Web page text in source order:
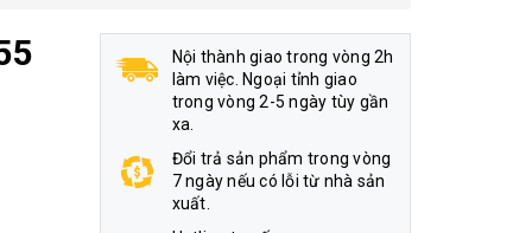
Nội thành giao trong vòng 2h
làm việc. Ngoại tỉnh giao
trong vòng 2-5 ngày tùy gần
xa.
Đổi trả sản phẩm trong vòng
7 ngày nếu có lỗi từ nhà sản
xuất.